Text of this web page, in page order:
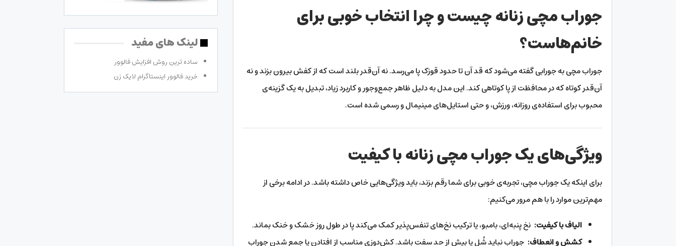
جوراب مچی زنانه چیست و چرا انتخاب خوبی برای
خانم‌هاست؟
جوراب مچی به جورابی گفته می‌شود که قد آن تا حدود قوزک پا می‌رسد. نه آن‌قدر بلند است که از کفش بیرون بزند و نه
آن‌قدر کوتاه که در محافظت از پا کوتاهی کند. این مدل به دلیل ظاهر جمع‌وجور و کاربرد زیاد، تبدیل به یک گزینه‌ی
محبوب برای استفاده‌ی روزانه، ورزش، و حتی استایل‌های مینیمال و رسمی شده است.
ویژگی‌های یک جوراب مچی زنانه با کیفیت
برای اینکه یک جوراب مچی، تجربه‌ی خوبی برای شما رقم بزند، باید ویژگی‌هایی خاص داشته باشد. در ادامه برخی از
مهم‌ترین موارد را با هم مرور می‌کنیم:
الیاف با کیفیت: نخ پنبه‌ای، بامبو، یا ترکیب نخ‌های تنفس‌پذیر کمک می‌کند پا در طول روز خشک و خنک بماند.
کشش و انعطاف: جوراب نباید شُل یا بیش از حد سفت باشد. کش‌دوزی مناسب از افتادن یا جمع شدن جوراب
لینک های مفید
ساده ترین روش افزایش فالوور
خرید فالوور اینستاگرام لایک زن